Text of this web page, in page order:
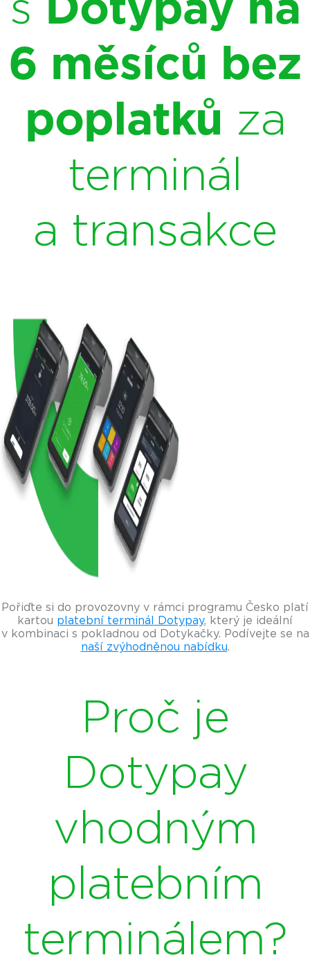
s Dotypay na
6 měsíců bez
poplatků za
terminál
a transakce
Pořiďte si do provozovny v rámci programu Česko platí
kartou platební terminál Dotypay, který je ideální
v kombinaci s pokladnou od Dotykačky. Podívejte se na
naší zvýhodněnou nabídku.
Proč je
Dotypay
vhodným
platebním
terminálem?